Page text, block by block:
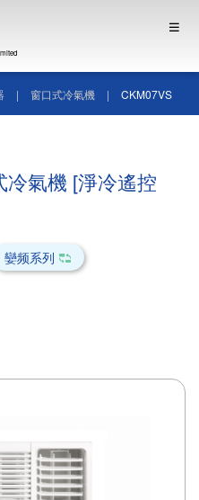
| 窗口式冷氣機 | CKM07VS
氣機 [淨冷遙控
孌频系列